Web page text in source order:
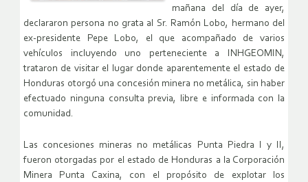
mañana del día de ayer,
declararon persona no grata al Sr. Ramón Lobo, hermano del
ex-presidente Pepe Lobo, el que acompañado de varios
vehículos incluyendo uno perteneciente a INHGEOMIN,
trataron de visitar el lugar donde aparentemente el estado de
Honduras otorgó una concesión minera no metálica, sin haber
efectuado ninguna consulta previa, libre e informada con la
comunidad.
Las concesiones mineras no metálicas Punta Piedra I y II,
fueron otorgadas por el estado de Honduras a la Corporación
Minera Punta Caxina, con el propósito de explotar los